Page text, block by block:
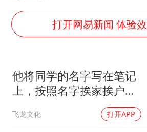
戚薇谈把脸交
多个明星演唱
习近平心系
打开网易新闻 体验
他将同学的名字写在笔记
上，按照名字挨家挨户去
飞龙文化 打开APP